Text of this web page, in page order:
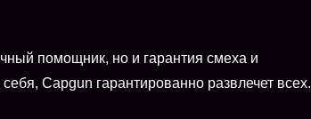
помощник, но и гарантия смеха и
Capgun гарантированно развлечет всех.